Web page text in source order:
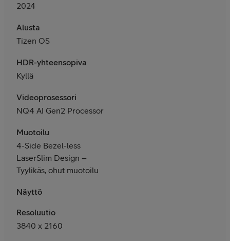
2024
Alusta
Tizen OS
HDR-yhteensopiva
Kyllä
Videoprosessori
NQ4 AI Gen2 Processor
Muotoilu
4-Side Bezel-less
LaserSlim Design –
Tyylikäs, ohut muotoilu
Näyttö
Resoluutio
3840 x 2160